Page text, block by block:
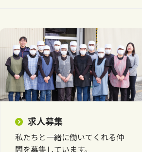
求人募集
私たちと一緒に働いてくれる仲
間を募集しています。